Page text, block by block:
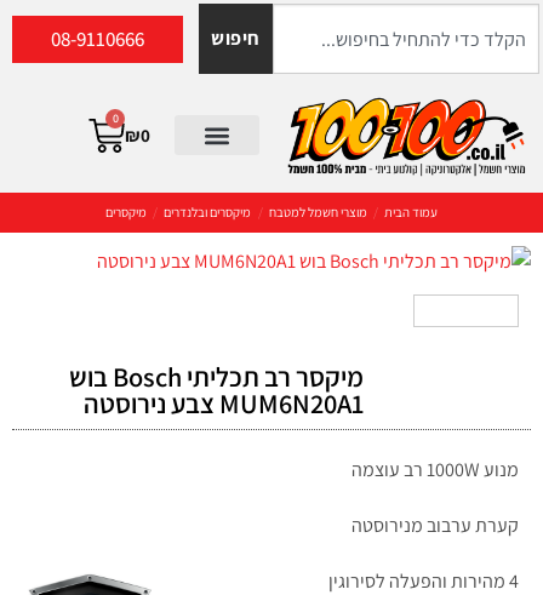
חיפוש 08-9110666
₪0
0
עמוד הבית / מוצרי חשמל למטבח / מיקסרים ובלנדרים / מיקסרים
מיקסר רב תכליתי Bosch בוש
MUM6N20A1 צבע נירוסטה
מנוע 1000W רב עוצמה
קערת ערבוב מנירוסטה
4 מהירות והפעלה לסירוגין